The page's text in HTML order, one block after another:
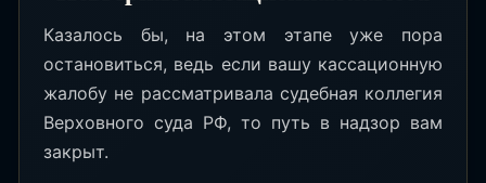
Казалось бы, на этом этапе уже пора
остановиться, ведь если вашу кассационную
жалобу не рассматривала судебная коллегия
Верховного суда РФ, то путь в надзор вам
закрыт.